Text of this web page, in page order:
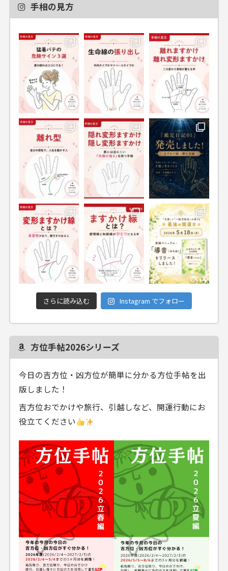
手相の見方
さらに読み込む Instagram でフォロー
方位手帖2026シリーズ
今日の吉方位・凶方位が簡単に分かる方位手帖を出
版しました！
吉方位おでかけや旅行、引越しなど、開運行動にお
役立てください